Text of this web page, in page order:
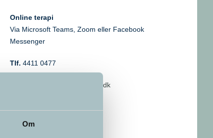
Om
Online terapi
Via Microsoft Teams, Zoom eller Facebook
Messenger
Tlf. 4411 0477
terapi@nyevaneronline.dk